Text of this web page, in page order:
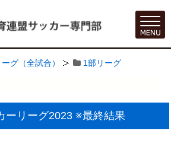
グ（全試合） 1部リーグ
ーリーグ2023 ※最終結果